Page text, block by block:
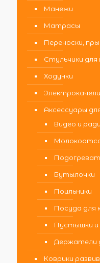
Манежи
Матрасы
Переноски,
Стульчики для
Ходунки
Аксессуары
Видео и
Бутылочки
Поильники
Посуда для
Пустышки и
Держатели
Коврики